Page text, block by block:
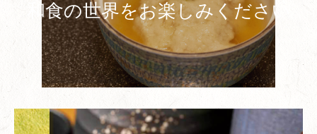
和食の世界をお楽しみください